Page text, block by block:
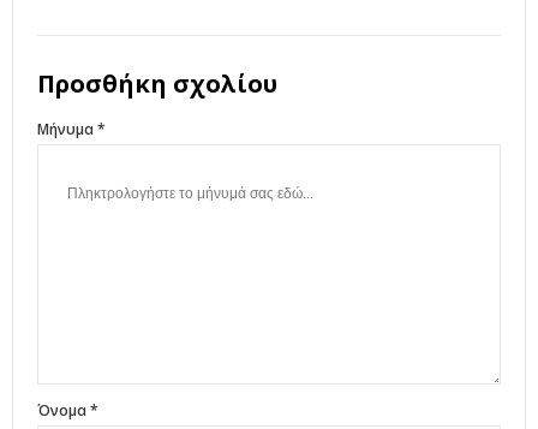
Προσθήκη σχολίου
Μήνυμα *
Όνομα *